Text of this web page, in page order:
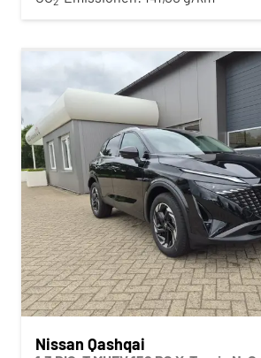
Nissan Qashqai